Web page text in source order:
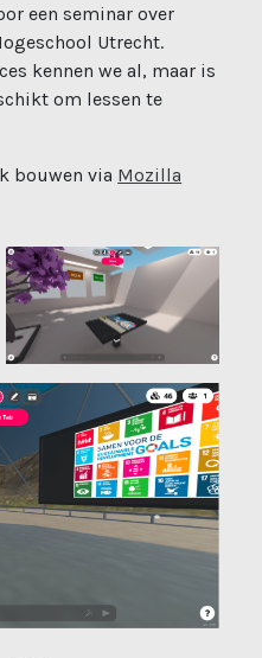
een seminar over
Utrecht.
kennen we al, maar is
om lessen te
bouwen via Mozilla